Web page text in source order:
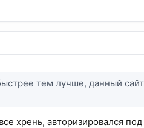
тем лучше, данный
хрень, авторизировался